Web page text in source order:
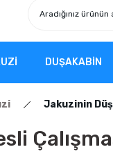
DUŞAKABİN
Jakuzinin